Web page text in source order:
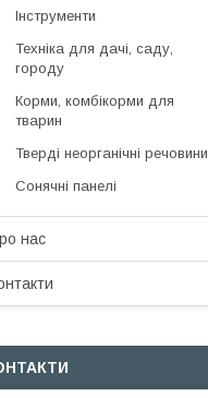
Інструменти
Техніка для дачі, саду,
городу
Корми, комбікорми для
тварин
Тверді неорганічні речовини
Сонячні панелі
нас